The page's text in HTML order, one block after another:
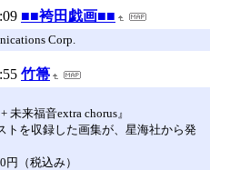
■■袴田戯画■■
Corp.
竹箒
未来福音extra chorus』
トを収録した画集が、星海社から発
（税込み）